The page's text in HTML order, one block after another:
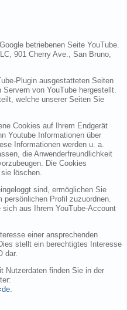
betriebenen Seite YouTube.
901 Cherry Ave., San Bruno,
Plugin ausgestatteten Seiten
von YouTube hergestellt.
welche unserer Seiten Sie
Cookies auf Ihrem Endgerät
Youtube Informationen über
Informationen werden u. a.
die Anwenderfreundlichkeit
Die Cookies
löschen.
sind, ermöglichen Sie
Profil zuzuordnen.
aus Ihrem YouTube-Account
einer ansprechenden
stellt ein berechtigtes Interesse
dar.
Nutzerdaten finden Sie in der